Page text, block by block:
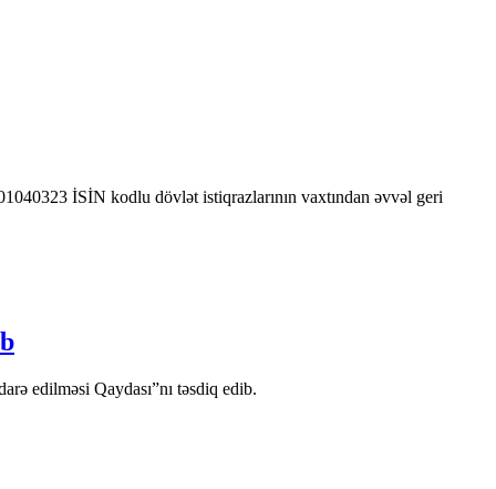
İSİN kodlu dövlət istiqrazlarının vaxtından əvvəl geri
edilməsi Qaydası”nı təsdiq edib.